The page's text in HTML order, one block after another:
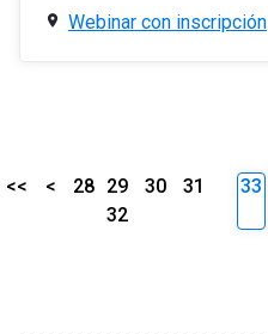
Webinar con inscripción
<< < 28 29 30
31
32
33